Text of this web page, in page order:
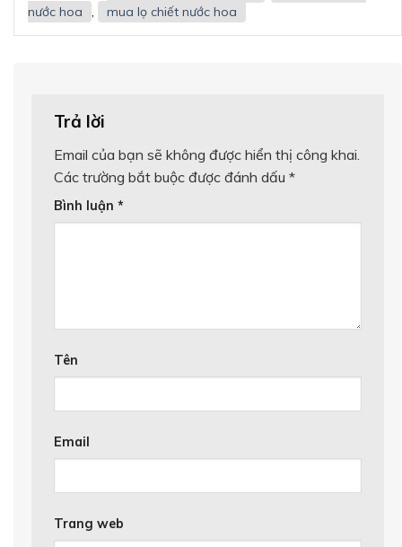
nước hoa
, mua lọ chiết nước hoa
Trả lời
Email của bạn sẽ không được hiển thị công khai.
Các trường bắt buộc được đánh dấu *
Bình luận *
Tên
Email
Trang web